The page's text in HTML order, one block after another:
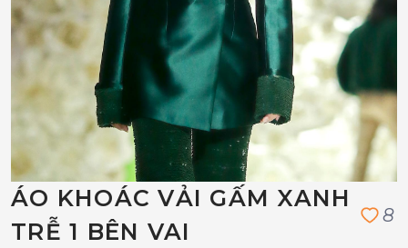
ÁO KHOÁC VẢI GẤM XANH
TRỄ 1 BÊN VAI
8